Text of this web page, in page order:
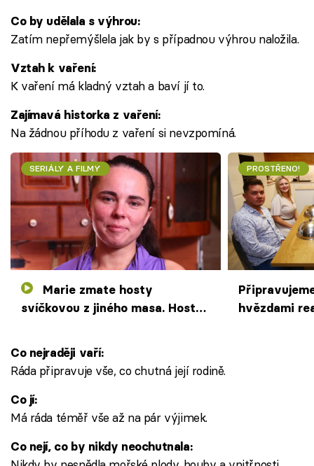
Co by udělala s výhrou:
Zatím nepřemýšlela jak by s případnou výhrou naložila.
Vztah k vaření:
K vaření má kladný vztah a baví jí to.
Zajímavá historka z vaření:
Na žádnou příhodu z vaření si nevzpomíná.
SERIÁLY A FILMY
svíčkovou z jiného masa. Hosté
PROSTŘENO!
hvězdami
Co nejraději vaří:
Ráda připravuje vše, co chutná její rodině.
Co jí:
Má ráda téměř vše až na pár výjimek.
Co nejí, co by nikdy neochutnala: